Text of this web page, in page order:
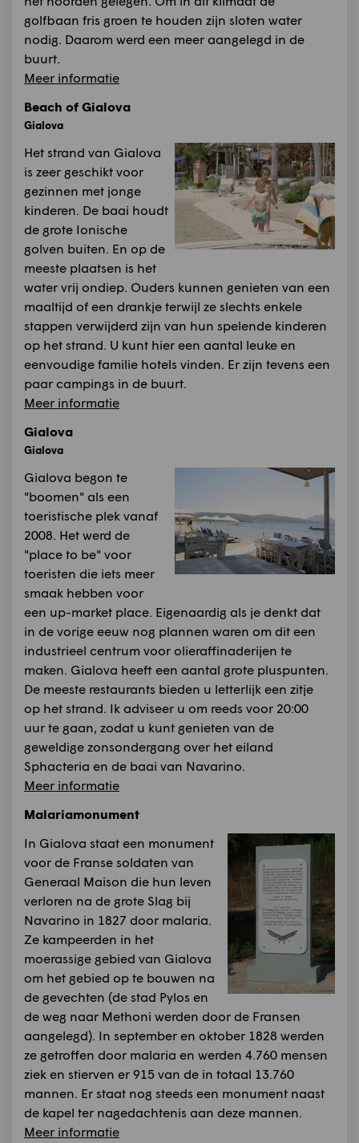
golfbaan fris groen te houden zijn sloten water
nodig. Daarom werd een meer aangelegd in de
buurt.
Meer informatie
Beach of Gialova
Gialova
Het strand van Gialova
is zeer geschikt voor
gezinnen met jonge
kinderen. De baai houdt
de grote Ionische
golven buiten. En op de
meeste plaatsen is het
water vrij ondiep. Ouders kunnen genieten van een
maaltijd of een drankje terwijl ze slechts enkele
stappen verwijderd zijn van hun spelende kinderen
op het strand. U kunt hier een aantal leuke en
eenvoudige familie hotels vinden. Er zijn tevens een
paar campings in de buurt.
Meer informatie
Gialova
Gialova
Gialova begon te
"boomen" als een
toeristische plek vanaf
2008. Het werd de
"place to be" voor
toeristen die iets meer
smaak hebben voor
een up-market place. Eigenaardig als je denkt dat
in de vorige eeuw nog plannen waren om dit een
industrieel centrum voor olieraffinaderijen te
maken. Gialova heeft een aantal grote pluspunten.
De meeste restaurants bieden u letterlijk een zitje
op het strand. Ik adviseer u om reeds voor 20:00
uur te gaan, zodat u kunt genieten van de
geweldige zonsondergang over het eiland
Sphacteria en de baai van Navarino.
Meer informatie
Malariamonument
In Gialova staat een monument
voor de Franse soldaten van
Generaal Maison die hun leven
verloren na de grote Slag bij
Navarino in 1827 door malaria.
Ze kampeerden in het
moerassige gebied van Gialova
om het gebied op te bouwen na
de gevechten (de stad Pylos en
de weg naar Methoni werden door de Fransen
aangelegd). In september en oktober 1828 werden
ze getroffen door malaria en werden 4.760 mensen
ziek en stierven er 915 van de in totaal 13.760
mannen. Er staat nog steeds een monument naast
de kapel ter nagedachtenis aan deze mannen.
Meer informatie